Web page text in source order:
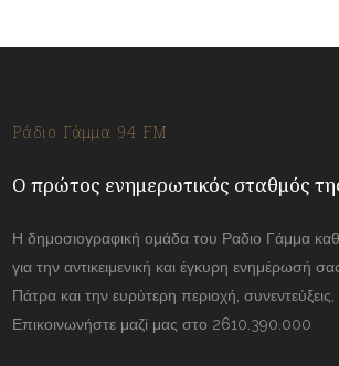
Ράδιο Γάμμα 94 FM
Ο πρώτος ενημερωτικός σταθμός
Η δημοσιογραφική ομάδα του Ραδιο Γάμμα
για την αντικειμενική και έγκυρη ενημέρωσή
Πάτρα και την ευρύτερη περιοχή,
Επικοινωνήστε μαζί μας στο 2610.390.000